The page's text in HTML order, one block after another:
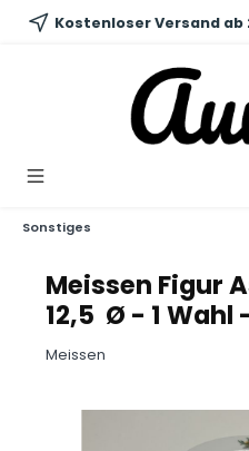
springen
Kostenloser Versand
Sonstiges
Meissen Figur
12,5 Ø - 1 Wahl
Meissen